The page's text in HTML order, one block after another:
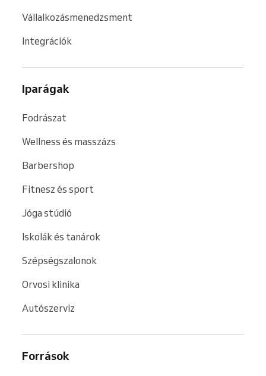
Vállalkozásmenedzsment
Integrációk
Iparágak
Fodrászat
Wellness és masszázs
Barbershop
Fitnesz és sport
Jóga stúdió
Iskolák és tanárok
Szépségszalonok
Orvosi klinika
Autószerviz
Források